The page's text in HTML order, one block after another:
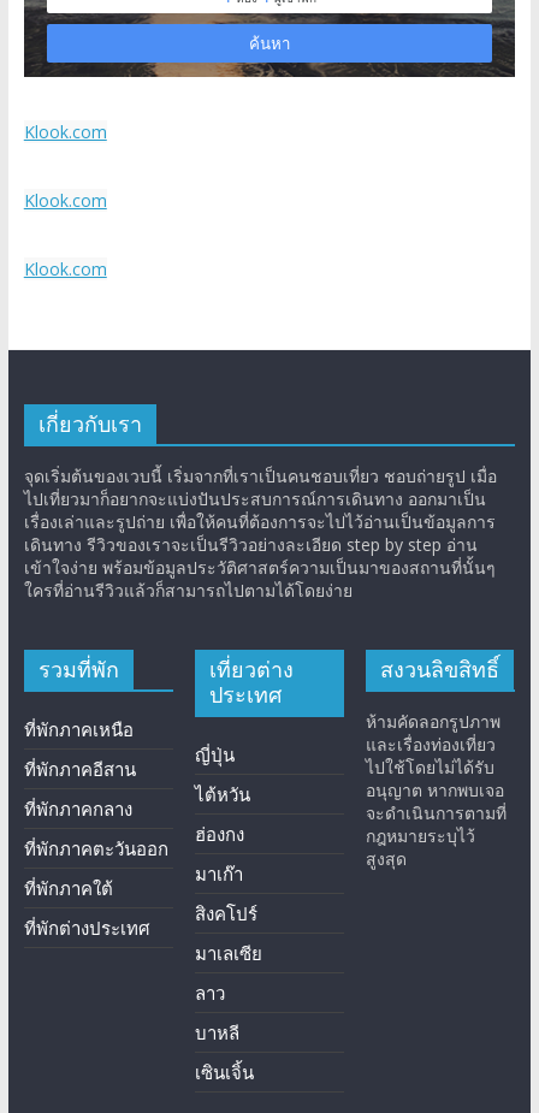
Klook.com
Klook.com
Klook.com
เกี่ยวกับเรา
จุดเริ่มต้นของเวบนี้ เริ่มจากที่เราเป็นคนชอบเที่ยว ชอบถ่ายรูป เมื่อ
ไปเที่ยวมาก็อยากจะแบ่งปันประสบการณ์การเดินทาง ออกมาเป็น
เรื่องเล่าและรูปถ่าย เพื่อให้คนที่ต้องการจะไปไว้อ่านเป็นข้อมูลการ
เดินทาง รีวิวของเราจะเป็นรีวิวอย่างละเอียด step by step อ่าน
เข้าใจง่าย พร้อมข้อมูลประวัติศาสตร์ความเป็นมาของสถานที่นั้นๆ
ใครที่อ่านรีวิวแล้วก็สามารถไปตามได้โดยง่าย
รวมที่พัก
ที่พักภาคเหนือ
ที่พักภาคอีสาน
ที่พักภาคกลาง
ที่พักภาคตะวันออก
ที่พักภาคใต้
ที่พักต่างประเทศ
เที่ยวต่าง
ประเทศ
ญี่ปุ่น
ไต้หวัน
ฮ่องกง
มาเก๊า
สิงคโปร์
มาเลเซีย
ลาว
บาหลี
เซินเจิ้น
สงวนลิขสิทธิ์
ห้ามคัดลอกรูปภาพ
และเรื่องท่องเที่ยว
ไปใช้โดยไม่ได้รับ
อนุญาต หากพบเจอ
จะดำเนินการตามที่
กฎหมายระบุไว้
สูงสุด